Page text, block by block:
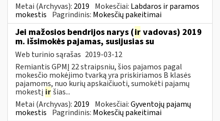
Metai (Archyvas): 2019 Mokesčiai: Labdaros ir paramos
mokestis Pagrindinis: Mokesčių pakeitimai
Jei mažosios bendrijos narys (ir vadovas) 2019
m. išsimokės pajamas, susijusias su
Web turinio sąrašas 2019-03-12
Remiantis GPMĮ 22 straipsniu, šios pajamos pagal
mokesčio mokėjimo tvarką yra priskiriamos B klasės
pajamoms, nuo kurių apskaičiuoti, sumokėti pajamų
mokestį iršias...
Metai (Archyvas): 2019 Mokesčiai:Gyventojų pajamų
mokestis Pagrindinis: Mokesčių pakeitimai